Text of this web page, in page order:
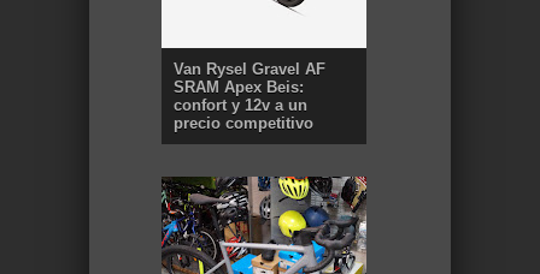
Van Rysel Gravel AF
SRAM Apex Beis:
confort y 12v a un
precio competitivo